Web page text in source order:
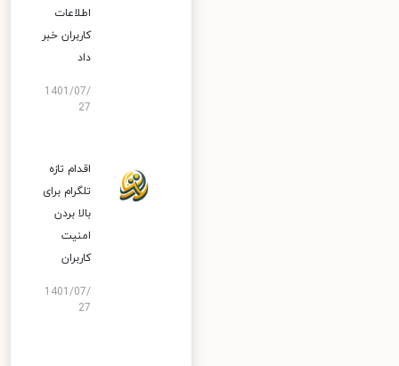
اطلاعات
کاربران خبر
داد
1401/07/
27
اقدام تازه
تلگرام برای
بالا بردن
امنیت
کاربران
1401/07/
27